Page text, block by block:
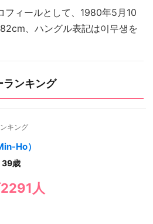
フィールとして、1980年5月10
、ハングル表記は이무생を
ンキング
キング
Ho）
歳
人